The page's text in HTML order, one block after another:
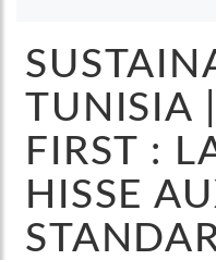
TUNISIA
FIRST :
HISSE